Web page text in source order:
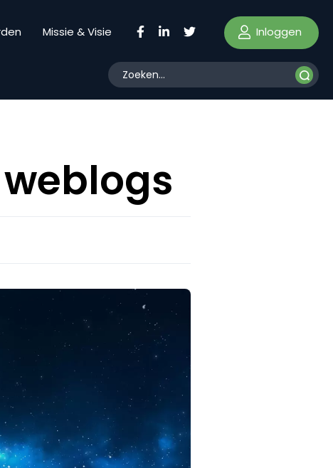
Missie & Visie Inloggen